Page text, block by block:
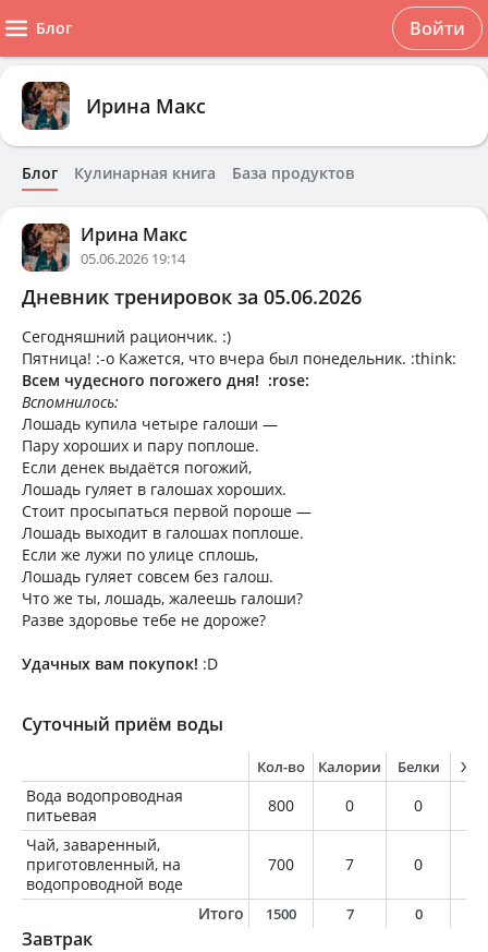
Блог Войти
Ирина Макс
Блог Кулинарная книга База продуктов
Ирина Макс
05.06.2026 19:14
Дневник тренировок за 05.06.2026
Сегодняшний рациончик. :)
Пятница! :-o Кажется, что вчера был понедельник. :think:
Всем чудесного погожего дня! :rose:
Вспомнилось:
Лошадь купила четыре галоши —
Пару хороших и пару поплоше.
Если денек выдаётся погожий,
Лошадь гуляет в галошах хороших.
Стоит просыпаться первой пороше —
Лошадь выходит в галошах поплоше.
Если же лужи по улице сплошь,
Лошадь гуляет совсем без галош.
Что же ты, лошадь, жалеешь галоши?
Разве здоровье тебе не дороже?
Удачных вам покупок! :D
Суточный приём воды
Кол-во Калории Белки
Вода водопроводная
питьевая
800 0 0
Чай, заваренный,
приготовленный, на
водопроводной воде
700 7 0
Итого 1500 7 0
Завтрак